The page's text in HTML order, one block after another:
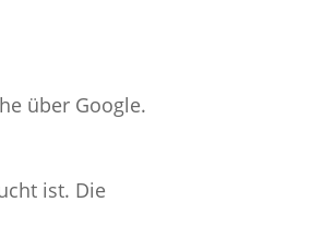
über Google.
ist. Die